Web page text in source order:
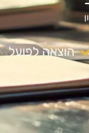
הוצאה לפועל